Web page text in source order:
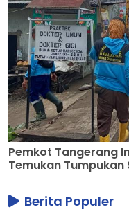
Pemkot Tangerang
Temukan
Berita Populer